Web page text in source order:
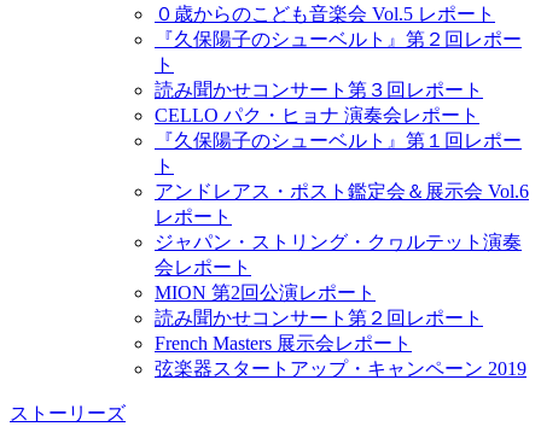
０歳からのこども音楽会 Vol.5 レポート
『久保陽子のシューベルト』第２回レポー
ト
読み聞かせコンサート第３回レポート
CELLO パク・ヒョナ 演奏会レポート
『久保陽子のシューベルト』第１回レポー
ト
アンドレアス・ポスト鑑定会＆展示会 Vol.6
レポート
ジャパン・ストリング・クヮルテット演奏
会レポート
MION 第2回公演レポート
読み聞かせコンサート第２回レポート
French Masters 展示会レポート
弦楽器スタートアップ・キャンペーン 2019
ストーリーズ